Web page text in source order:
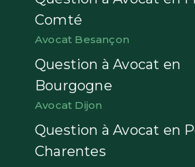
Comté
Avocat Besançon
Question à Avocat en
Bourgogne
Avocat Dijon
Question à Avocat en
Charentes